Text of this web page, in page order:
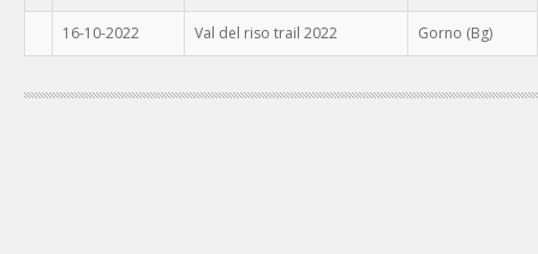
16-10-2022 Val del riso trail 2022 Gorno (Bg)